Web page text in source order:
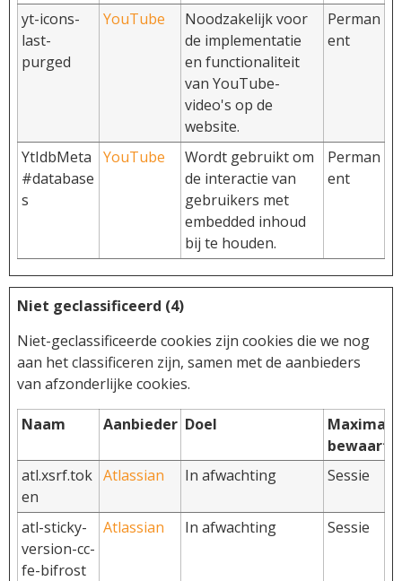
yt-icons-
last-
purged
YouTube
Noodzakelijk voor
de implementatie
en functionaliteit
van YouTube-
video's op de
website.
Perman
ent
YtIdbMeta
#database
s
YouTube
Wordt gebruikt om
de interactie van
gebruikers met
embedded inhoud
bij te houden.
Perman
ent
Niet geclassificeerd (4)
Niet-geclassificeerde cookies zijn cookies die we nog
aan het classificeren zijn, samen met de aanbieders
van afzonderlijke cookies.
Naam Aanbieder Doel
Maximale
atl.xsrf.tok
en
Atlassian In afwachting Sessie
atl-sticky-
version-cc-
fe-bifrost
Atlassian In afwachting Sessie